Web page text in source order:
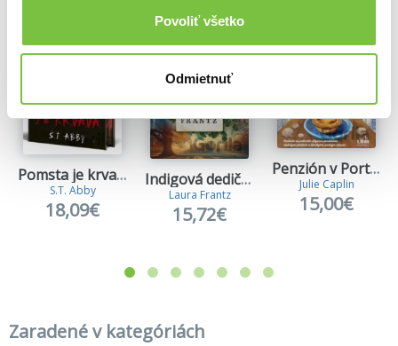
Povoliť všetko
Odmietnuť
Pomsta je krvavá (Kniha prvá)
S.T. Abby
18,09€
Indigová dedička
Laura Frantz
15,72€
Penzión v Portugalsku
Julie Caplin
15,00€
Zaradené v kategóriách